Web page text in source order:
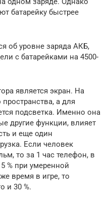
батарейку быстрее
об уровне заряда АКБ,
с батарейками на 4500-
является экран. На
а для
подсветка. Именно она
другие функции, влияет
и еще один
Если человек
то за 1 час телефон, в
% при умеренной
время в игре, то
и 30 %.